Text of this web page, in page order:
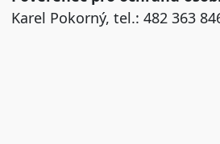
Karel Pokorný, tel.: 482 363